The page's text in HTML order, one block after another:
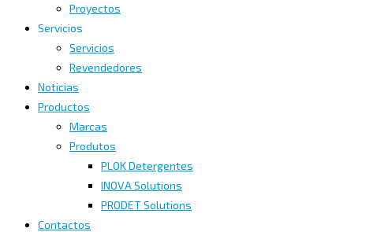
Proyectos
Servicios
Servicios
Revendedores
Noticias
Productos
Marcas
Produtos
PLOK Detergentes
INOVA Solutions
PRODET Solutions
Contactos